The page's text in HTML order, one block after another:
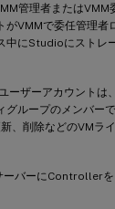
管理者またはVMM
がVMMで委任管理者
中にStudioにストレ
ーザーアカウントは
グループのメンバー
、削除などのVMラ
ーバーにController